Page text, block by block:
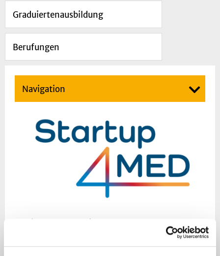
Graduiertenausbildung
Berufungen
Navigation
Die enge Verzahnung von
angewandter Forschung zeichnet die